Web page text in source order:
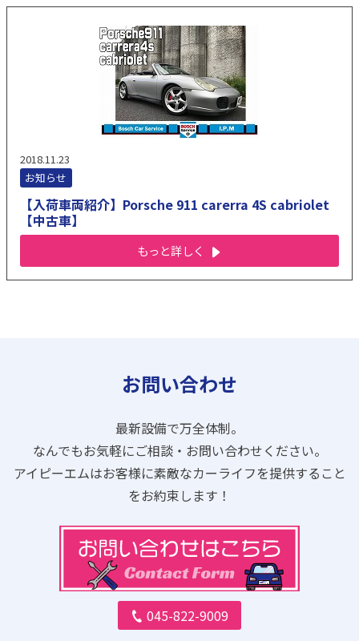
2018.11.23
お知らせ
【入荷車両紹介】Porsche 911 carerra 4S cabriolet
【中古車】
もっと詳しく
お問い合わせ
最新設備で万全体制。
なんでもお気軽にご相談・お問い合わせください。
アイピーエムはお客様に素敵なカーライフを提供すること
をお約束します！
045-822-9009